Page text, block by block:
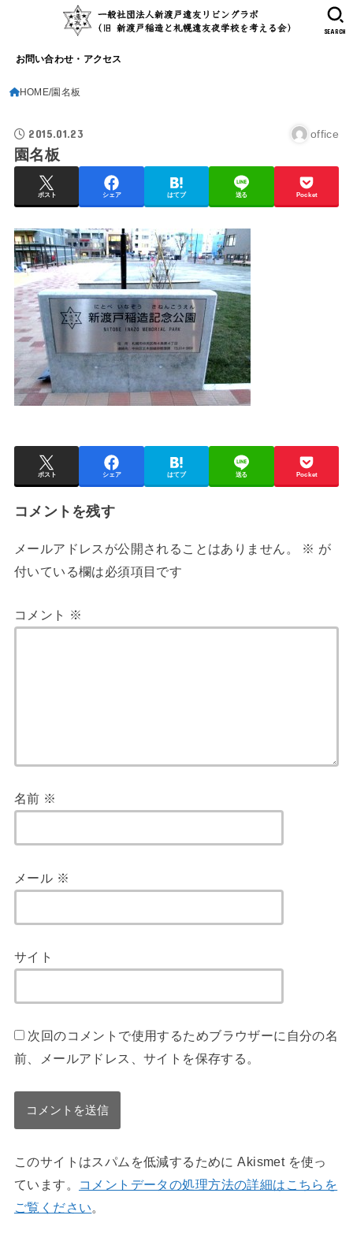
お問い合わせ・アクセス
SEARCH
HOME 園名板
2015.01.23 office
園名板
ポスト シェア はてブ 送る Pocket
ポスト シェア はてブ 送る Pocket
コメントを残す
メールアドレスが公開されることはありません。 ※ が
付いている欄は必須項目です
コメント ※
名前 ※
メール ※
サイト
次回のコメントで使用するためブラウザーに自分の名
前、メールアドレス、サイトを保存する。
このサイトはスパムを低減するために Akismet を使っ
ています。
コメントデータの処理方法の詳細はこちらを
ご覧ください。